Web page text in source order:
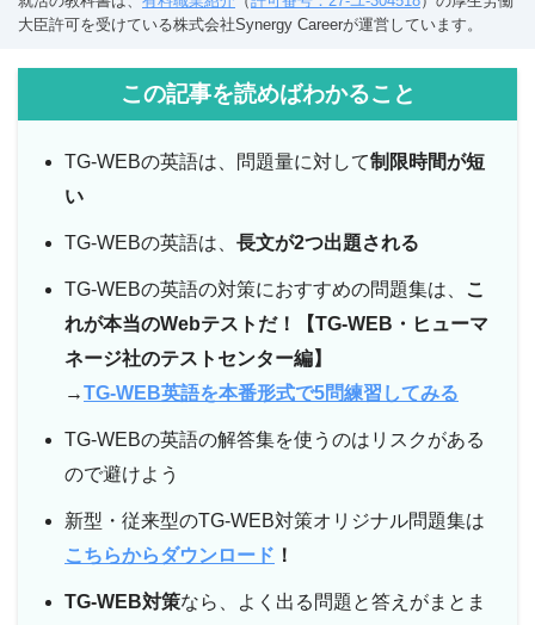
大臣許可を受けている株式会社Synergy Careerが運営しています。
この記事を読めばわかること
TG-WEBの英語は、問題量に対して制限時間が短
い
TG-WEBの英語は、 長文が2つ出題される
TG-WEBの英語の対策におすすめの問題集は、
こ
れが本当のWebテストだ！【TG-WEB・ヒューマ
ネージ社のテストセンター編】
→TG-WEB英語を本番形式で5問練習してみる
TG-WEBの英語の解答集を使うのはリスクがある
ので避けよう
新型・従来型のTG-WEB対策オリジナル問題集は
こちらからダウンロード ！
TG-WEB対策なら、よく出る問題と答えがまとま